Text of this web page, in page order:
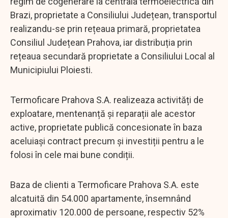
Brazi, proprietate a Consiliului Județean, transportul
realizandu-se prin rețeaua primară, proprietatea
Consiliul Județean Prahova, iar distribuția prin
rețeaua secundară proprietate a Consiliului Local al
Municipiului Ploiesti.
Termoficare Prahova S.A. realizeaza activități de
exploatare, mentenanță și reparații ale acestor
active, proprietate publică concesionate în baza
aceluiași contract precum și investiții pentru a le
folosi în cele mai bune condiții.
Baza de clienti a Termoficare Prahova S.A. este
alcatuită din 54.000 apartamente, însemnând
aproximativ 120.000 de persoane, respectiv 52%